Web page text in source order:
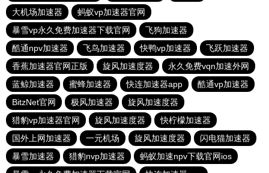
大机场加速器
蚂蚁vp加速器官网
暴雪vp永久免费加速器下载官网
飞狗加速器
酷通npv加速器
飞鸟加速器 快鸭vp加速器
飞跃加速器
香蕉加速器官网正版
旋风加速度器
永久免费vqn加速外网
蓝鲸加速器
蜜蜂加速器 快连加速器app
酷通vp加速器
BitzNet官网
极风加速器
旋风加速度器
猎豹vp加速器官网
旋风加速度器
快柠檬加速器
国外上网加速器
一元机场 旋风加速度器
闪电猫加速器
暴雪加速器
猎豹nvp加速器
蚂蚁加速npv下载官网ios